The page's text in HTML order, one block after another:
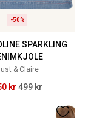
-50%
SPARKLING
& Claire
kr 499 kr